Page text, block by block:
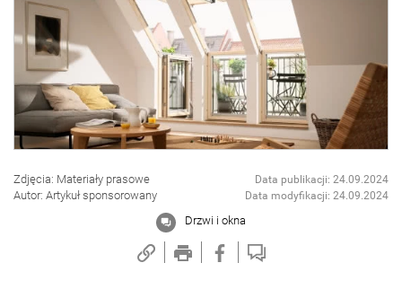
Zdjęcia: Materiały prasowe
Autor: Artykuł sponsorowany
Data publikacji: 24.09.2024
Data modyfikacji: 24.09.2024
Drzwi i okna